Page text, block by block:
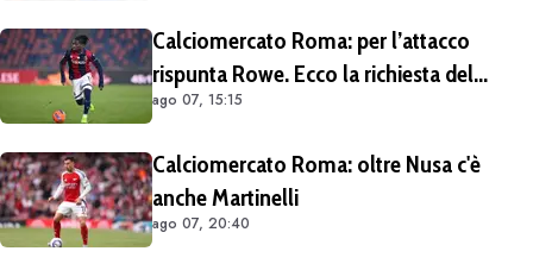
Calciomercato Roma: per l’attacco
rispunta Rowe. Ecco la richiesta del
Bologna
ago 07, 15:15
Calciomercato Roma: oltre Nusa c'è
anche Martinelli
ago 07, 20:40